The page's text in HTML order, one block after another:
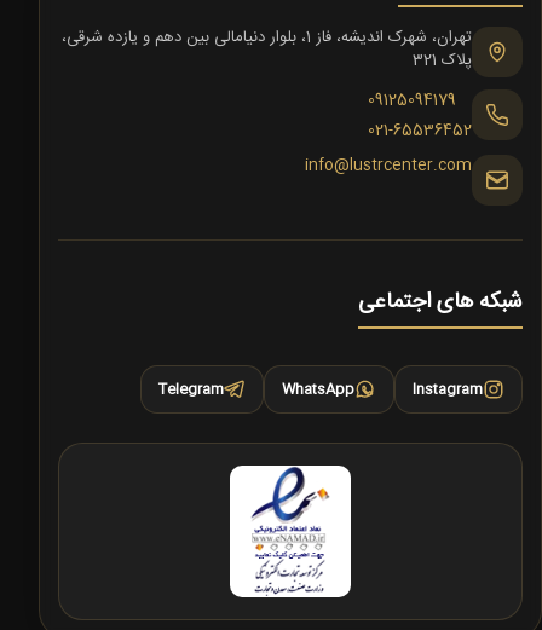
تهران، شهرک اندیشه، فاز 1، بلوار دنیامالی بین دهم و یازده شرقی،
پلاک 321
09125094179
021-65536452
info@lustrcenter.com
شبکه های اجتماعی
Instagram
WhatsApp
Telegram